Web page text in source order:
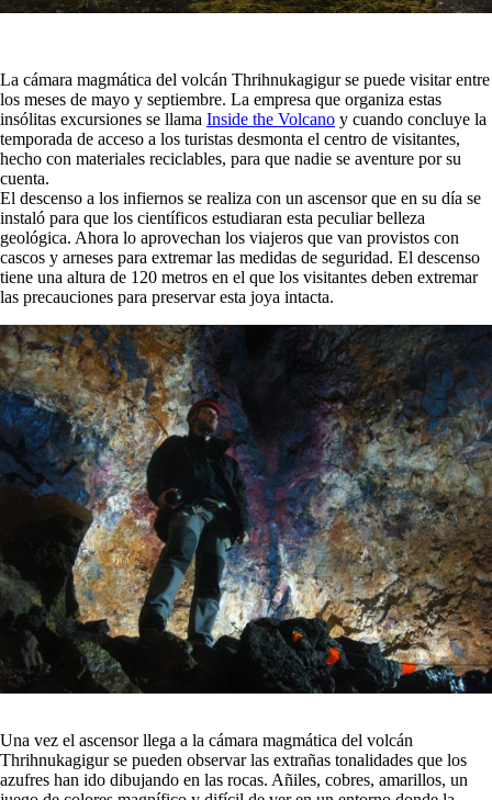
La cámara magmática del volcán Thrihnukagigur se puede visitar entre
los meses de mayo y septiembre. La empresa que organiza estas
insólitas excursiones se llama Inside the Volcano y cuando concluye la
temporada de acceso a los turistas desmonta el centro de visitantes,
hecho con materiales reciclables, para que nadie se aventure por su
cuenta.
El descenso a los infiernos se realiza con un ascensor que en su día se
instaló para que los científicos estudiaran esta peculiar belleza
geológica. Ahora lo aprovechan los viajeros que van provistos con
cascos y arneses para extremar las medidas de seguridad. El descenso
tiene una altura de 120 metros en el que los visitantes deben extremar
las precauciones para preservar esta joya intacta.
Una vez el ascensor llega a la cámara magmática del volcán
Thrihnukagigur se pueden observar las extrañas tonalidades que los
azufres han ido dibujando en las rocas. Añiles, cobres, amarillos, un